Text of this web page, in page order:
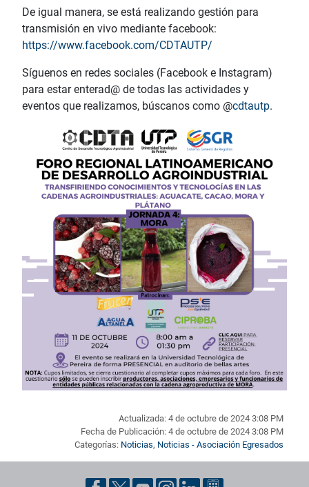
De igual manera, se está realizando gestión para
transmisión en vivo mediante facebook:
https://www.facebook.com/CDTAUTP/
Síguenos en redes sociales (Facebook e Instagram)
para estar enterad@ de todas las actividades y
eventos que realizamos, búscanos como @cdtautp.
Actualizada: 4 de octubre de 2024 3:08 PM
Fecha de Publicación: 4 de octubre de 2024 3:08 PM
Categorías: Noticias, Noticias - Asociación Egresados
Pie de página con información de contacto, redes sociales y